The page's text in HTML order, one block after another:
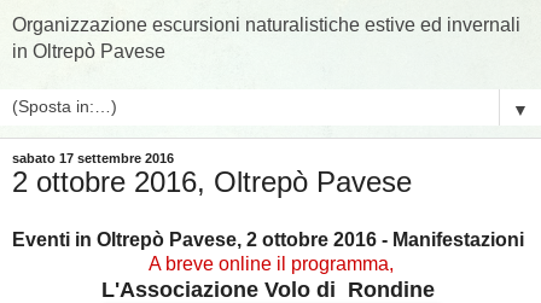
Organizzazione escursioni naturalistiche estive ed invernali
in Oltrepò Pavese
▼
sabato 17 settembre 2016
2 ottobre 2016, Oltrepò Pavese
Eventi in Oltrepò Pavese, 2 ottobre 2016 - Manifestazioni
A breve online il programma,
L'Associazione Volo di Rondine